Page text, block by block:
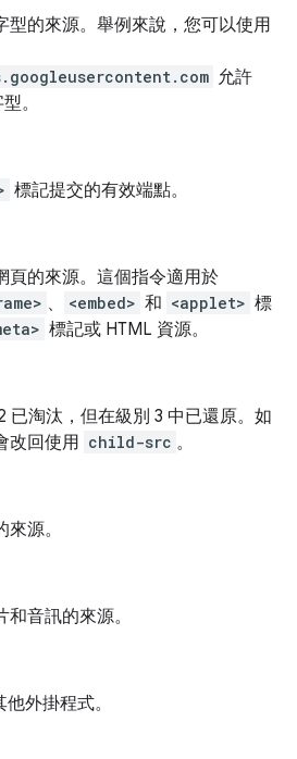
型的來源。舉例來說，您可以使用
允許
。
標記提交的有效端點。
頁的來源。這個指令適用於
、 <embed> 和 <applet> 標
標記或 HTML 資源。
已淘汰，但在級別 3 中已還原。如
改回使用 child-src 。
源。
音訊的來源。
外掛程式。